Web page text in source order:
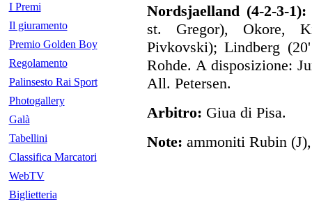
I Premi
Il giuramento
Premio Golden Boy
Regolamento
Palinsesto Rai Sport
Photogallery
Galà
Tabellini
Classifica Marcatori
WebTV
Biglietteria
Nordsjaelland (4-2-3-1):
st. Gregor), Okore,
Pivkovski); Lindberg
Rohde. A disposizione:
All. Petersen.
Arbitro: Giua di Pisa.
Note: ammoniti Rubin